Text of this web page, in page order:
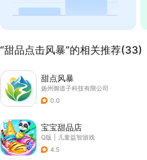
“甜品点击风暴”的相关推荐(33)
甜点风暴
扬州御道子科技有限公司
0.0
宝宝甜品店
Q版
儿童益智游戏
4.5